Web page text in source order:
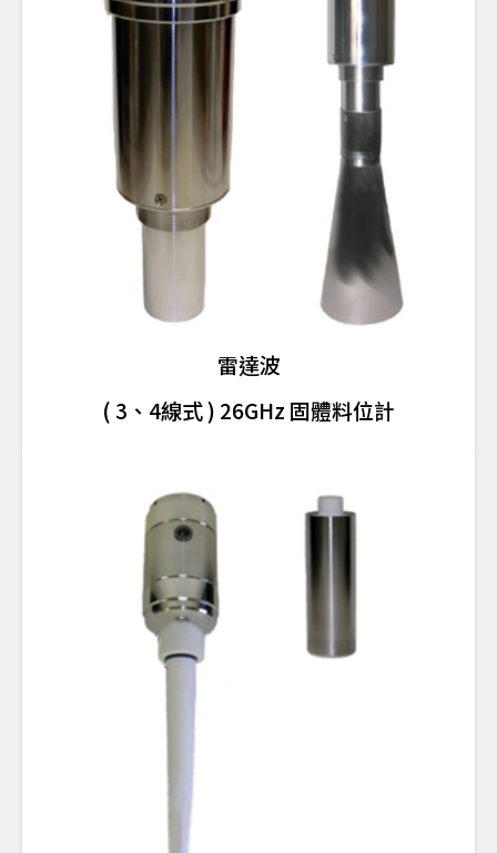
雷達波
( 3、4線式 ) 26GHz 固體料位計